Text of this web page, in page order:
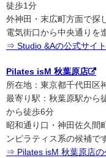
徒歩1分
外神田・末広町方面で探
電気街口から中央通りを
⇒ Studio &Aの公式サイ
Pilates isM 秋葉原店
所在地：東京都千代田区
最寄り駅：秋葉原駅から
から徒歩6分
昭和通り口・神田佐久間
ンピラティス系の候補で
⇒ Pilates isM 秋葉原店の